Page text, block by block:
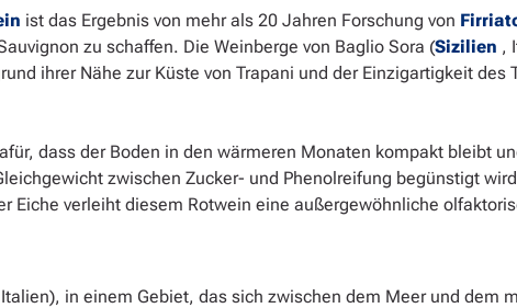
ist das Ergebnis von mehr als 20 Jahren Forschung von
zu schaffen. Die Weinberge von Baglio Sora (Sizilien ,
ihrer Nähe zur Küste von Trapani und der Einzigartigkeit
dass der Boden in den wärmeren Monaten kompakt bleibt
zwischen Zucker- und Phenolreifung begünstigt
Eiche verleiht diesem Rotwein eine außergewöhnliche
in einem Gebiet, das sich zwischen dem Meer und dem